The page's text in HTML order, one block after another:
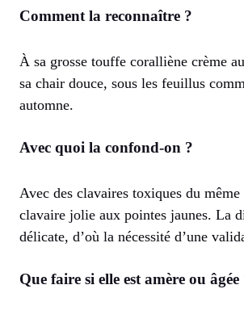
Comment la reconnaître ?
À sa grosse touffe coralliène crème
sa chair douce, sous les feuillus
automne.
Avec quoi la confond-on ?
Avec des clavaires toxiques du
clavaire jolie aux pointes jaunes. La
délicate, d’où la nécessité d’une
Que faire si elle est amère ou âgée